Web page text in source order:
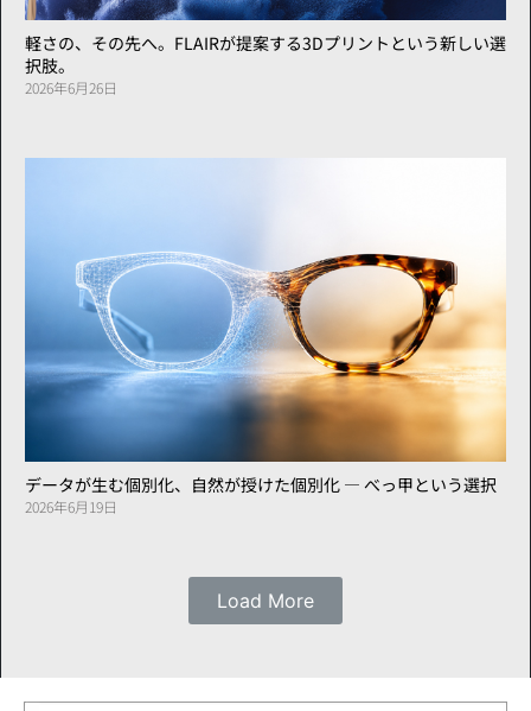
軽さの、その先へ。FLAIRが提案する3Dプリントという新しい選
択肢。
2026年6月26日
データが生む個別化、自然が授けた個別化 ― べっ甲という選択
2026年6月19日
Load More